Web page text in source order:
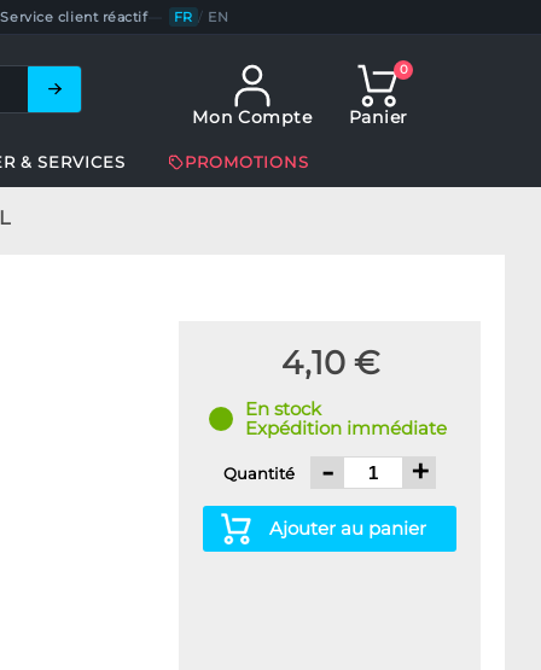
Service client réactif— FR / EN
Mon Compte
0
Panier
& SERVICES PROMOTIONS
4,10 €
En stock
Expédition immédiate
Quantité - +
Ajouter au panier